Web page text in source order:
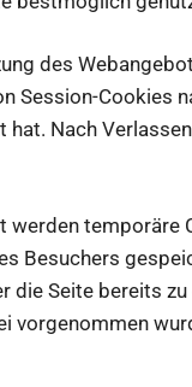
des
Session-Cookies
Nach
temporäre
Besuchers
Seite bereits
vorgenommen